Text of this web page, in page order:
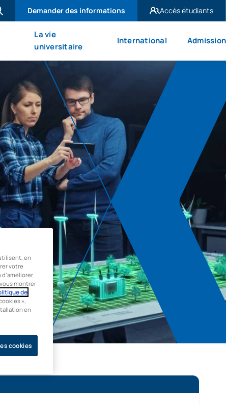
Demander des informations
Accès étudiants
UAX Mare Nostrum
La vie
universitaire
International Admission
utilisent, en
votre
montrer
de
»,
en
cookies